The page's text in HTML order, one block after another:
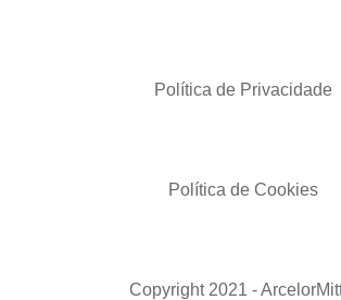
Política de Privacidade
Política de Cookies
Copyright 2021 -